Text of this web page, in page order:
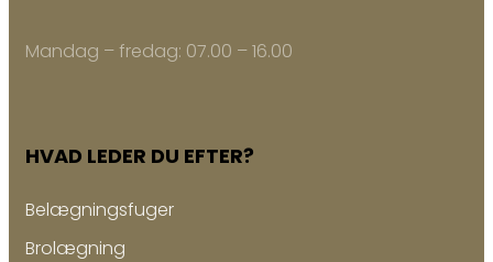
Mandag – fredag: ​07.00 – 16.00
HVAD LEDER DU EFTER?
Belægningsfuger
Brolægning